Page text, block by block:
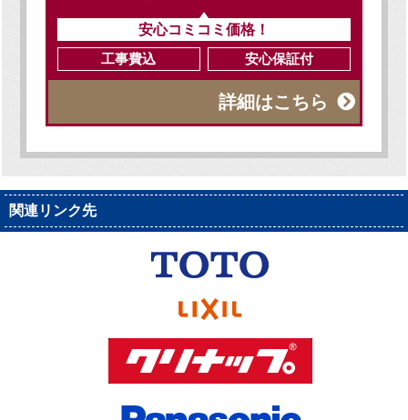
安心コミコミ価格！
工事費込
安心保証付
詳細はこちら
関連リンク先